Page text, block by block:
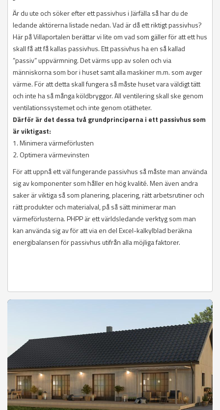
Är du ute och söker efter ett passivhus i Järfälla så har du de
ledande aktörerna listade nedan. Vad är då ett riktigt passivhus?
Här på Villaportalen berättar vi lite om vad som gäller för att ett hus
skall få att få kallas passivhus. Ett passivhus ha en så kallad
”passiv” uppvärmning. Det värms upp av solen och via
människorna som bor i huset samt alla maskiner m.m. som avger
värme. För att detta skall fungera så måste huset vara väldigt tätt
och inte ha så många köldbryggor. All ventilering skall ske genom
ventilationssystemet och inte genom otätheter.
Därför är det dessa två grundprinciperna i ett passivhus som
är viktigast:
1. Minimera värmeförlusten
2. Optimera värmevinsten
För att uppnå ett väl fungerande passivhus så måste man använda
sig av komponenter som håller en hög kvalité. Men även andra
saker är viktiga så som planering, placering, rätt arbetsrutiner och
rätt produkter och materialval, på så sätt minimerar man
värmeförlusterna. PHPP är ett världsledande verktyg som man
kan använda sig av för att via en del Excel-kalkylblad beräkna
energibalansen för passivhus utifrån alla möjliga faktorer.